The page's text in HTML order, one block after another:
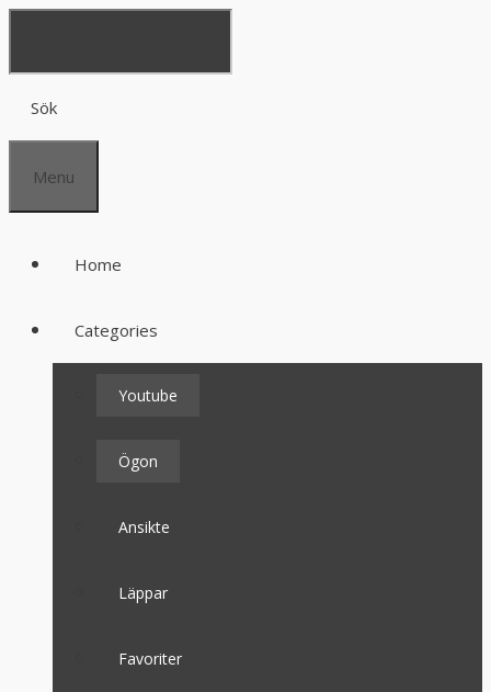
Sök
Menu
Home
Categories
Youtube
Ögon
Ansikte
Läppar
Favoriter